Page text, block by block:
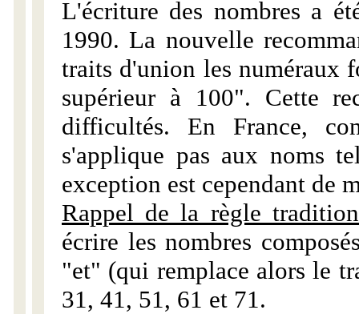
L'écriture des nombres a
1990. La nouvelle
traits d'union les numéraux
supérieur à 100". Cette
difficultés. En France,
s'applique pas aux noms
exception est cependant de
Rappel de la règle
écrire les nombres
"et" (qui remplace alors le
31, 41, 51, 61 et 71.